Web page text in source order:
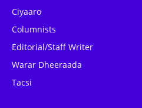
Ciyaaro
Columnists
Editorial/Staff Writer
Warar Dheeraada
Tacsi